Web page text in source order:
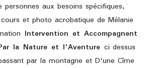
personnes aux besoins spécifiques,
et photo acrobatique de Mélanie
Intervention et Accompagnent
la Nature et l'Aventure ci dessus
par la montagne et D'une Cîme